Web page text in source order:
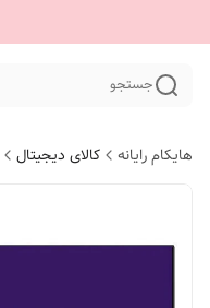
جستجو
هایکام رایانه کالای دیجیتال